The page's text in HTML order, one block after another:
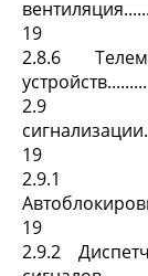
19
2.8.6
2.9
19
2.9.1
19
2.9.2